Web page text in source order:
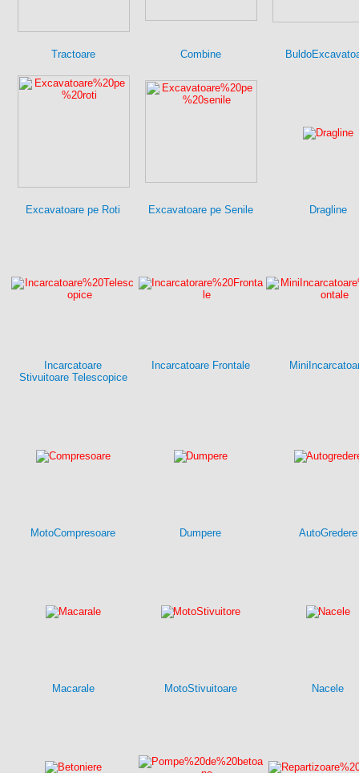
Tractoare Combine
Excavatoare pe Roti Excavatoare pe Senile Dragline
Incarcatoare
Stivuitoare Telescopice
Incarcatoare Frontale
MotoCompresoare Dumpere AutoGredere
Macarale MotoStivuitoare Nacele